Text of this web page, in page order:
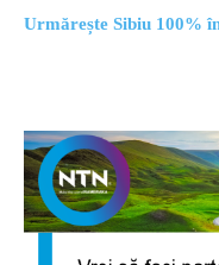
Urmărește Sibiu 100%